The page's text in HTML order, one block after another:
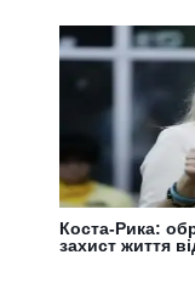
Коста-Рика:
захист життя